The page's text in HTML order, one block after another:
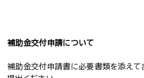
補助金交付申請について
補助金交付申請書に必要書類を添えて